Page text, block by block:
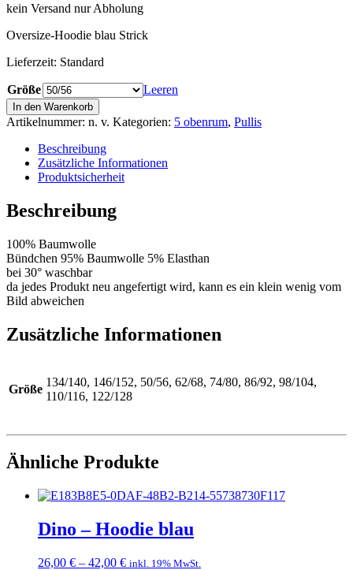
kein Versand nur Abholung
Oversize-Hoodie blau Strick
Lieferzeit: Standard
Größe
Leeren
Oversize-
Hoodie
Strick
Menge
In den Warenkorb
Artikelnummer: n. v. Kategorien: 5 obenrum, Pullis
Beschreibung
Zusätzliche Informationen
Produktsicherheit
Beschreibung
100% Baumwolle
Bündchen 95% Baumwolle 5% Elasthan
bei 30° waschbar
da jedes Produkt neu angefertigt wird, kann es ein klein wenig vom
Bild abweichen
Zusätzliche Informationen
Größe
134/140, 146/152, 50/56, 62/68, 74/80, 86/92, 98/104,
110/116, 122/128
Ähnliche Produkte
Dino – Hoodie blau
26,00 € – 42,00 € inkl. 19% MwSt.